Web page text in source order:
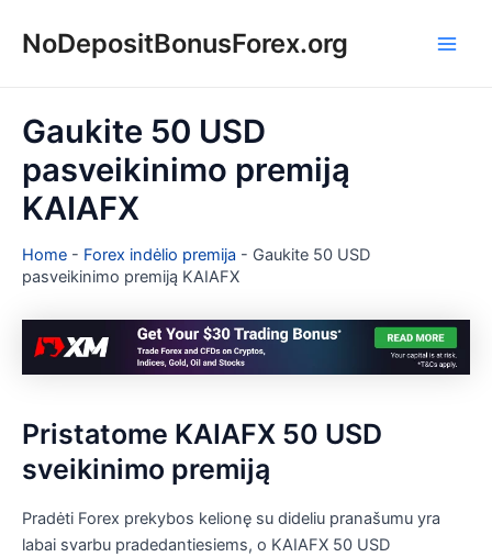
prieNoDepositBonusForex.org
Gaukite 50 USD
pasveikinimo premiją
KAIAFX
Home - Forex indėlio premija - Gaukite 50 USD
pasveikinimo premiją KAIAFX
Pristatome KAIAFX 50 USD
sveikinimo premiją
Pradėti Forex prekybos kelionę su dideliu pranašumu yra
labai svarbu pradedantiesiems, o KAIAFX 50 USD